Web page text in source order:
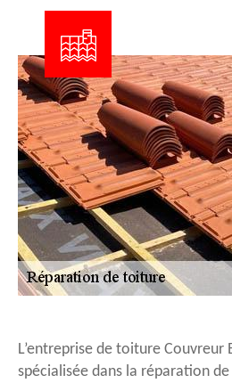
L’entreprise de toiture Couvreur
spécialisée dans la réparation